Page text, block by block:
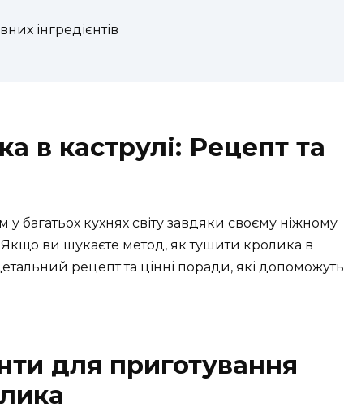
інгредієнтів
в каструлі: Рецепт та
у багатьох кухнях світу завдяки своєму ніжному
ви шукаєте метод, як тушити кролика в
рецепт та цінні поради, які допоможуть
для приготування